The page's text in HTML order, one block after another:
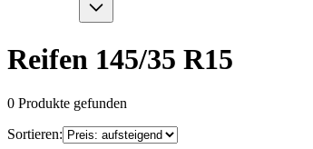
Reifen 145/35 R15
0 Produkte gefunden
Sortieren: